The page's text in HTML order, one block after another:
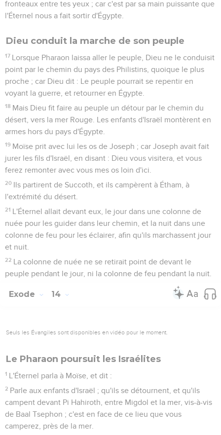
fronteaux entre tes yeux ; car c'est par sa main puissante que
l'Éternel nous a fait sortir d'Égypte.
Dieu conduit la marche de son peuple
17 Lorsque Pharaon laissa aller le peuple, Dieu ne le conduisit
point par le chemin du pays des Philistins, quoique le plus
proche ; car Dieu dit : Le peuple pourrait se repentir en
voyant la guerre, et retourner en Égypte.
18 Mais Dieu fit faire au peuple un détour par le chemin du
désert, vers la mer Rouge. Les enfants d'Israël montèrent en
armes hors du pays d'Égypte.
19 Moïse prit avec lui les os de Joseph ; car Joseph avait fait
jurer les fils d'Israël, en disant : Dieu vous visitera, et vous
ferez remonter avec vous mes os loin d'ici.
20 Ils partirent de Succoth, et ils campèrent à Étham, à
l'extrémité du désert.
21 L'Éternel allait devant eux, le jour dans une colonne de
nuée pour les guider dans leur chemin, et la nuit dans une
colonne de feu pour les éclairer, afin qu'ils marchassent jour
et nuit.
22 La colonne de nuée ne se retirait point de devant le
peuple pendant le jour, ni la colonne de feu pendant la nuit.
Exode 14
Seuls les Évangiles sont disponibles en vidéo pour le moment.
Le Pharaon poursuit les Israélites
1 L'Éternel parla à Moïse, et dit :
2 Parle aux enfants d'Israël ; qu'ils se détournent, et qu'ils
campent devant Pi Hahiroth, entre Migdol et la mer, vis-à-vis
de Baal Tsephon ; c'est en face de ce lieu que vous
camperez, près de la mer.